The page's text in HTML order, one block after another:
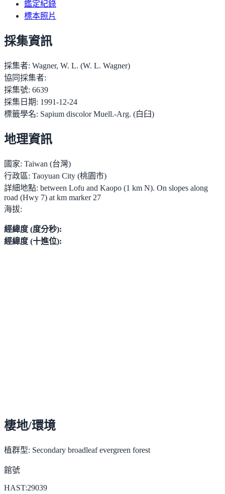
鑑定紀錄
標本照片
採集資訊
採集者: Wagner, W. L. (W. L. Wagner)
協同採集者:
採集號: 6639
採集日期: 1991-12-24
標籤學名: Sapium discolor Muell.-Arg. (白臼)
地理資訊
國家: Taiwan (台灣)
行政區: Taoyuan City (桃園市)
詳細地點: between Lofu and Kaopo (1 km N). On slopes along
road (Hwy 7) at km marker 27
海拔:
經緯度 (度分秒):
經緯度 (十進位):
棲地/環境
植群型: Secondary broadleaf evergreen forest
館號
HAST:29039